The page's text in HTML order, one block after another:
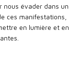
nous évader dans un
ces manifestations,
en lumière et en